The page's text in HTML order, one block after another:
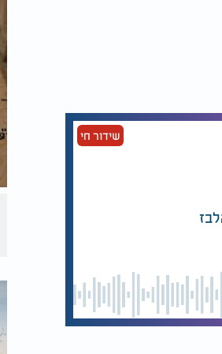
כיהנו כרבני ערים
שידור חי